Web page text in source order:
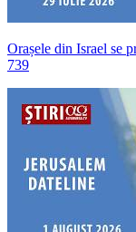
Orașele din Israel se
739